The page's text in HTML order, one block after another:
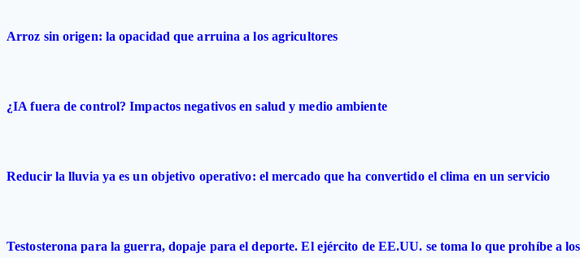
Arroz sin origen: la opacidad que arruina a los agricultores
¿IA fuera de control? Impactos negativos en salud y medio ambiente
Reducir la lluvia ya es un objetivo operativo: el mercado que ha convertido el clima en un servicio
Testosterona para la guerra, dopaje para el deporte. El ejército de EE.UU. se toma lo que prohíbe a